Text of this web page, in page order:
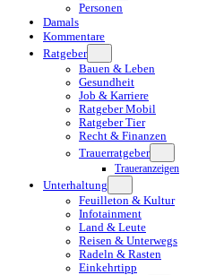
Personen
Damals
Kommentare
Ratgeber
Bauen & Leben
Gesundheit
Job & Karriere
Ratgeber Mobil
Ratgeber Tier
Recht & Finanzen
Trauerratgeber
Traueranzeigen
Unterhaltung
Feuilleton & Kultur
Infotainment
Land & Leute
Reisen & Unterwegs
Radeln & Rasten
Einkehrtipp